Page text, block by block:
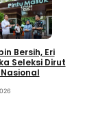
Bersih, Eri
Seleksi Dirut